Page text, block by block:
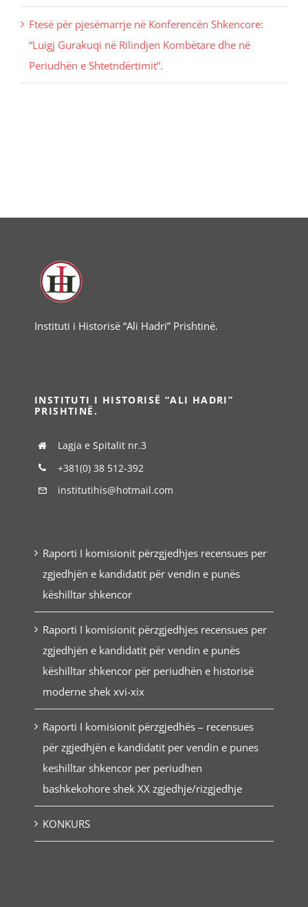
Ftesë për pjesëmarrje në Konferencën Shkencore:
“Luigj Gurakuqi në Rilindjen Kombëtare dhe në
Periudhën e Shtetndërtimit”.
Instituti i Historisë “Ali Hadri” Prishtinë.
INSTITUTI I HISTORISË “ALI HADRI”
PRISHTINË.
Lagja e Spitalit nr.3
+381(0) 38 512-392
institutihis@hotmail.com
Raporti I komisionit përzgjedhjes recensues per
zgjedhjën e kandidatit për vendin e punës
këshilltar shkencor
Raporti I komisionit përzgjedhjes recensues per
zgjedhjën e kandidatit për vendin e punës
këshilltar shkencor për periudhën e historisë
moderne shek xvi-xix
Raporti I komisionit përzgjedhës – recensues
për zgjedhjën e kandidatit per vendin e punes
keshilltar shkencor per periudhen
bashkekohore shek XX zgjedhje/rizgjedhje
KONKURS